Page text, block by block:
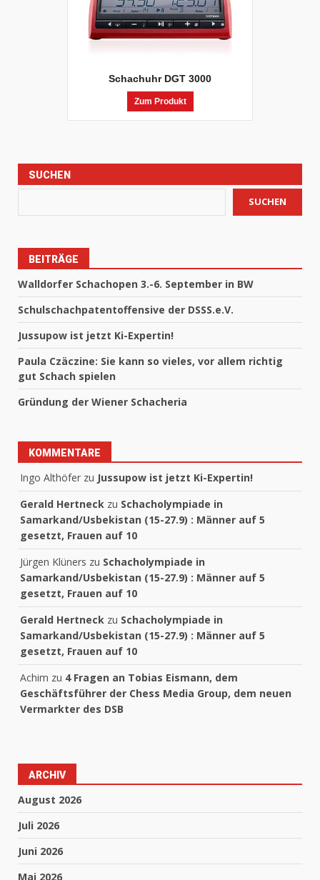
Schachuhr DGT 3000
Zum Produkt
SUCHEN
SUCHEN
BEITRÄGE
Walldorfer Schachopen 3.-6. September in BW
Schulschachpatentoffensive der DSSS.e.V.
Jussupow ist jetzt Ki-Expertin!
Paula Czäczine: Sie kann so vieles, vor allem richtig
gut Schach spielen
Gründung der Wiener Schacheria
KOMMENTARE
Ingo Althöfer zu Jussupow ist jetzt Ki-Expertin!
Gerald Hertneck zu Schacholympiade in
Samarkand/Usbekistan (15-27.9) : Männer auf 5
gesetzt, Frauen auf 10
Jürgen Klüners zu Schacholympiade in
Samarkand/Usbekistan (15-27.9) : Männer auf 5
gesetzt, Frauen auf 10
Gerald Hertneck zu Schacholympiade in
Samarkand/Usbekistan (15-27.9) : Männer auf 5
gesetzt, Frauen auf 10
Achim zu 4 Fragen an Tobias Eismann, dem
Geschäftsführer der Chess Media Group, dem neuen
Vermarkter des DSB
ARCHIV
August 2026
Juli 2026
Juni 2026
Mai 2026